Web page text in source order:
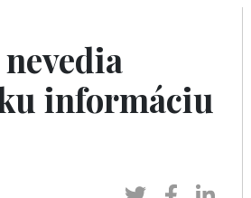
informáciu